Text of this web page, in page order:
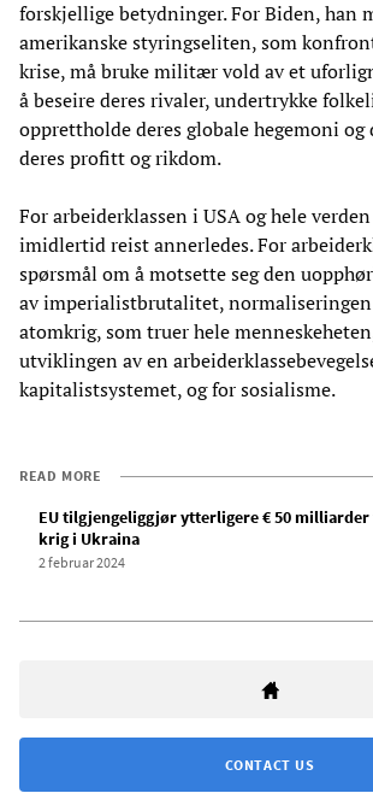
forskjellige betydninger. For Biden, han
amerikanske styringseliten, som
krise, må bruke militær vold av et
å beseire deres rivaler, undertrykke
opprettholde deres globale hegemoni og
deres profitt og rikdom.
For arbeiderklassen i USA og hele
imidlertid reist annerledes. For
spørsmål om å motsette seg den
av imperialistbrutalitet, normaliseringen
atomkrig, som truer hele
utviklingen av en
kapitalistsystemet, og for sosialisme.
READ MORE
EU tilgjengeliggjør ytterligere € 50
krig i Ukraina
2 februar 2024
CONTACT US